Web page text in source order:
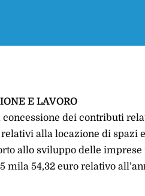
E LAVORO
concessione dei contributi
alla locazione di spazi
allo sviluppo delle
mila 54,32 euro relativo